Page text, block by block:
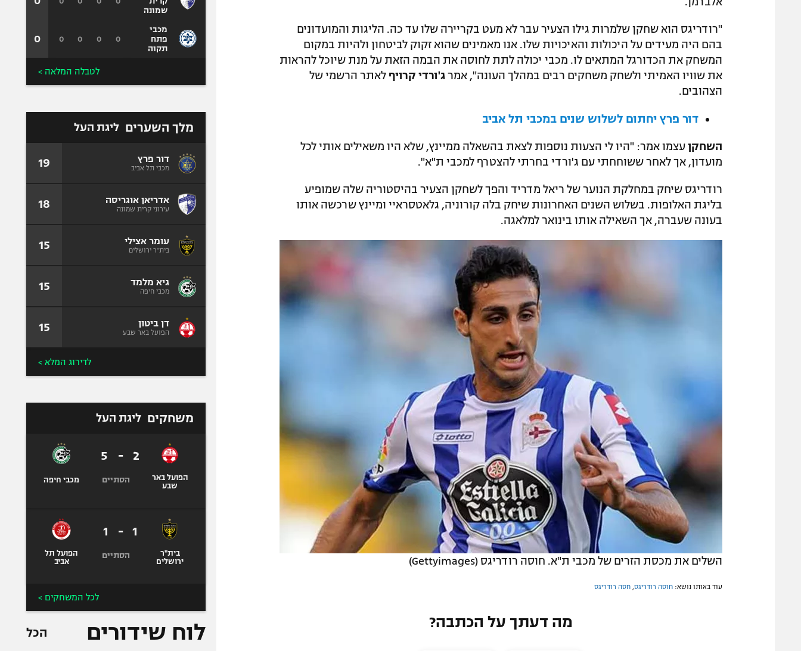
"רודריגס הוא שחקן שלמרות גילו הצעיר עבר לא מעט בקריירה שלו עד כה. הליגות והמועדונים
בהם היה מעידים על היכולות והאיכויות שלו. אנו מאמינים שהוא זקוק לביטחון ולהיות במקום
המשחק את הכדורגל המתאים לו. מכבי יכולה לתת לחוסה את הבמה הזאת על מנת שיוכל להראות
את שוויו האמיתי ולשחק משחקים רבים במהלך העונה", אמר ג'ורדי קרויף לאתר הרשמי של
הצהובים.
דור פרץ יחתום לשלוש שנים במכבי תל אביב
השחקן עצמו אמר: "היו לי הצעות נוספות לצאת בהשאלה ממיינץ, שלא היו משאילים אותי לכל
מועדון, אך לאחר ששוחחתי עם ג'ורדי בחרתי להצטרף למכבי ת"א".
רודריגס שיחק במחלקת הנוער של ריאל מדריד והפך לשחקן הצעיר בהיסטוריה שלה שמופיע
בליגת האלופות. בשלוש השנים האחרונות שיחק בלה קורוניה, גלאטסראיי ומיינץ שרכשה אותו
בעונה שעברה, אך השאילה אותו בינואר למלאגה.
השלים את מכסת הזרים של מכבי ת"א. חוסה רודריגס (Gettyimages)
עוד באותו נושא: חוסה רודריגס חסה רודריגס
מה דעתך על הכתבה?
שמונה
מכבי
פתח
תקוה
0
0
0
0
0
לטבלה המלאה >
מלך השערים ליגת העל
דור פרץ
מכבי תל אביב 19
אדריאן אוגריסה
עירוני קרית שמונה 18
עומר אצילי
בית"ר ירושלים 15
גיא מלמד
מכבי חיפה 15
דן ביטון
הפועל באר שבע 15
לדירוג המלא >
משחקים ליגת העל
הפועל באר
שבע
2
-
5
הסתיים מכבי חיפה
בית"ר
ירושלים
1
-
1
הסתיים
הפועל תל
אביב
לכל המשחקים >
לוח שידורים הכל